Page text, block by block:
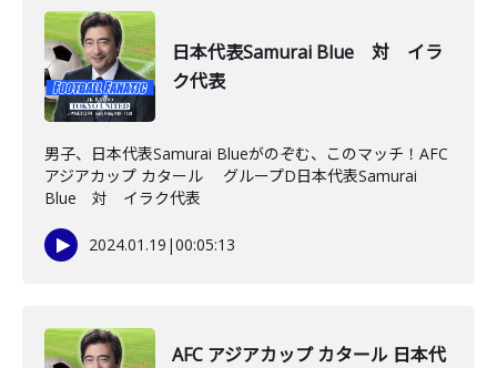
日本代表Samurai Blue 対 イラ
ク代表
男子、日本代表Samurai Blueがのぞむ、このマッチ！AFC
アジアカップ カタール グループD日本代表Samurai
Blue 対 イラク代表
2024.01.19 |00:05:13
AFC アジアカップ カタール 日本代